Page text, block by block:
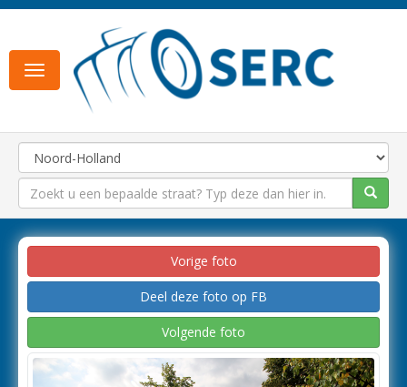
Toggle
navigation
Vorige foto
Deel deze foto op FB
Volgende foto